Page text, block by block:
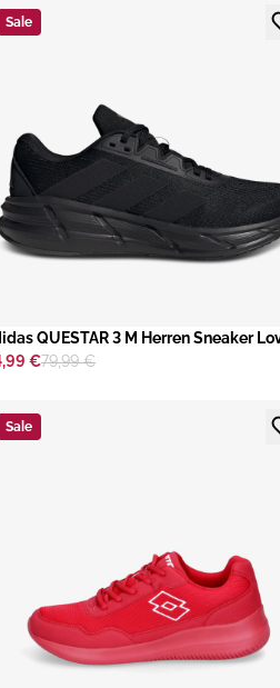
Sale
QUESTAR 3 M Herren Sneaker
€79,99 €
Sale